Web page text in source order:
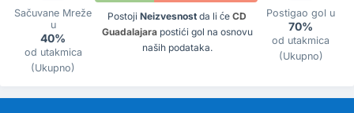
Sačuvane Mreže
u
40%
od utakmica
(Ukupno)
Postoji Neizvesnost da li će CD
Guadalajarapostići gol na osnovu
naših podataka.
Postigao gol u
70%
od utakmica
(Ukupno)